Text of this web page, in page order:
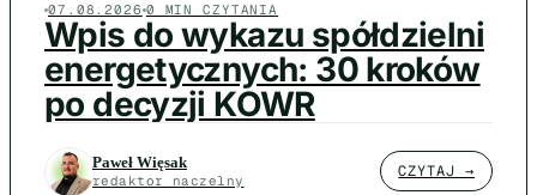
07.08.2026 0 MIN CZYTANIA
Wpis do wykazu spółdzielni
energetycznych: 30 kroków
po decyzji KOWR
Paweł Więsak
redaktor naczelny CZYTAJ →